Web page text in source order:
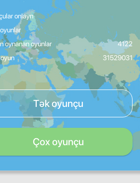
onlayn
oynanan oyunlar
4122
31529031
Tək oyunçu
Çox oyunçu